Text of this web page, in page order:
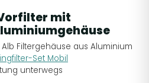
mit
Filtergehäuse aus Aluminium
Set Mobil
unterwegs